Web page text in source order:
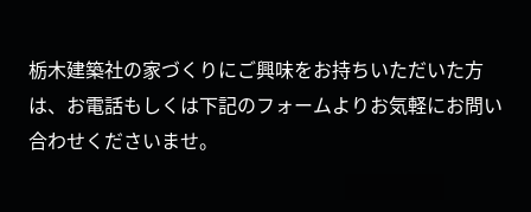
栃木建築社の家づくりにご興味をお持ちいただいた方
は、お電話もしくは下記のフォームよりお気軽にお問い
合わせくださいませ。